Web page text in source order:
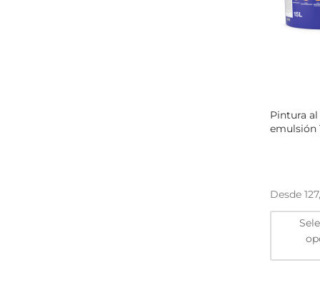
Pintura
emulsión
Desde